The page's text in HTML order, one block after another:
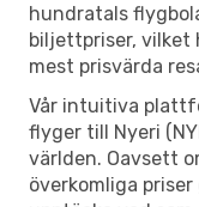
hundratals
biljettpriser, vilket
mest prisvärda
Vår intuitiva
flyger till Nyeri
världen. Oavsett
överkomliga